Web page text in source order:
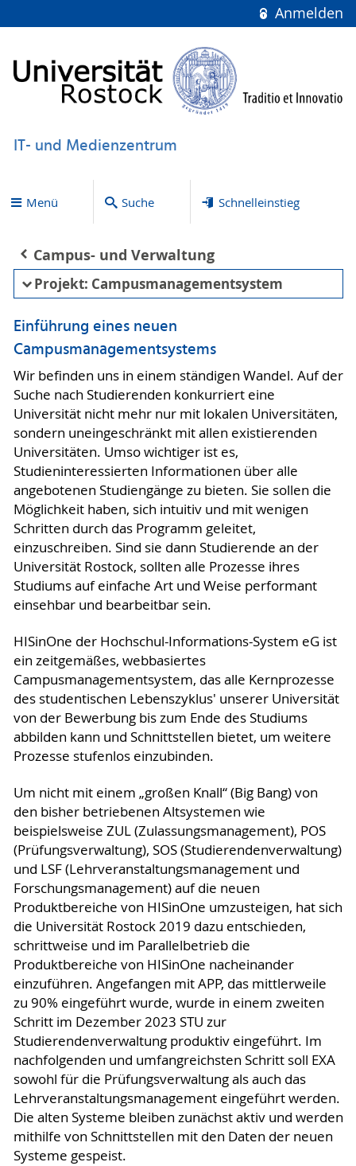
Anmelden
IT- und Medienzentrum
Menü Suche Schnelleinstieg
Campus- und Verwaltung
Projekt: Campusmanagementsystem
Einführung eines neuen
Campusmanagementsystems
Wir befinden uns in einem ständigen Wandel. Auf der
Suche nach Studierenden konkurriert eine
Universität nicht mehr nur mit lokalen Universitäten,
sondern uneingeschränkt mit allen existierenden
Universitäten. Umso wichtiger ist es,
Studieninteressierten Informationen über alle
angebotenen Studiengänge zu bieten. Sie sollen die
Möglichkeit haben, sich intuitiv und mit wenigen
Schritten durch das Programm geleitet,
einzuschreiben. Sind sie dann Studierende an der
Universität Rostock, sollten alle Prozesse ihres
Studiums auf einfache Art und Weise performant
einsehbar und bearbeitbar sein.
HISinOne der Hochschul-Informations-System eG ist
ein zeitgemäßes, webbasiertes
Campusmanagementsystem, das alle Kernprozesse
des studentischen Lebenszyklus' unserer Universität
von der Bewerbung bis zum Ende des Studiums
abbilden kann und Schnittstellen bietet, um weitere
Prozesse stufenlos einzubinden.
Um nicht mit einem „großen Knall“ (Big Bang) von
den bisher betriebenen Altsystemen wie
beispielsweise ZUL (Zulassungsmanagement), POS
(Prüfungsverwaltung), SOS (Studierendenverwaltung)
und LSF (Lehrveranstaltungsmanagement und
Forschungsmanagement) auf die neuen
Produktbereiche von HISinOne umzusteigen, hat sich
die Universität Rostock 2019 dazu entschieden,
schrittweise und im Parallelbetrieb die
Produktbereiche von HISinOne nacheinander
einzuführen. Angefangen mit APP, das mittlerweile
zu 90% eingeführt wurde, wurde in einem zweiten
Schritt im Dezember 2023 STU zur
Studierendenverwaltung produktiv eingeführt. Im
nachfolgenden und umfangreichsten Schritt soll EXA
sowohl für die Prüfungsverwaltung als auch das
Lehrveranstaltungsmanagement eingeführt werden.
Die alten Systeme bleiben zunächst aktiv und werden
mithilfe von Schnittstellen mit den Daten der neuen
Systeme gespeist.